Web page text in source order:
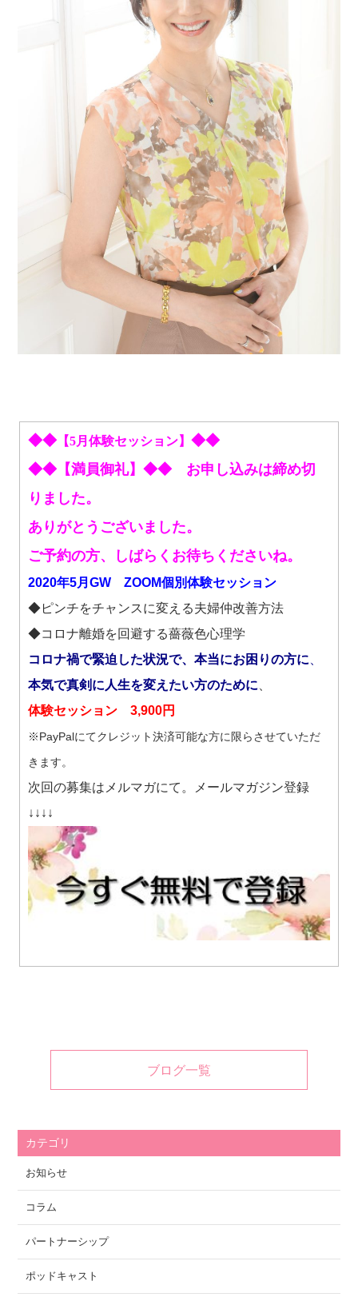
◆◆【5月体験セッション】◆◆
◆◆【満員御礼】◆◆ お申し込みは締め切
りました。
ありがとうございました。
ご予約の方、しばらくお待ちくださいね。
2020年5月GW ZOOM個別体験セッション
◆ピンチをチャンスに変える夫婦仲改善方法
◆コロナ離婚を回避する薔薇色心理学
コロナ禍で緊迫した状況で、本当にお困りの方に
本気で真剣に人生を変えたい方のために
体験セッション 3,900円
※PayPalにてクレジット決済可能な方に限らさせていただ
きます。
次回の募集はメルマガにて。メールマガジン登録
↓↓↓↓
ブログ一覧
カテゴリ
お知らせ
コラム
パートナーシップ
ポッドキャスト